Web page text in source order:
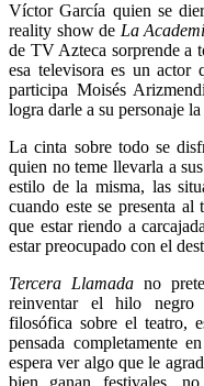
Víctor García quien se
reality show de La
de TV Azteca sorprende a
esa televisora es un actor
participa Moisés
logra darle a su personaje
La cinta sobre todo se
quien no teme llevarla a
estilo de la misma, las
cuando este se presenta
que estar riendo a
estar preocupado con el
Tercera Llamadano
reinventar el hilo negro
filosófica sobre el teatro,
pensada completamente
espera ver algo que le